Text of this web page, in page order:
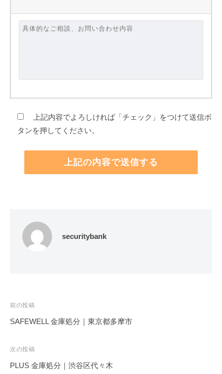
上記内容でよろしければ「チェック」をつけて送信ボ
タンを押してください。
securitybank
投
稿
ビ
ゲ
前の投稿
SAFEWELL 金庫処分｜東京都多摩市
次の投稿
PLUS 金庫処分｜渋谷区代々木